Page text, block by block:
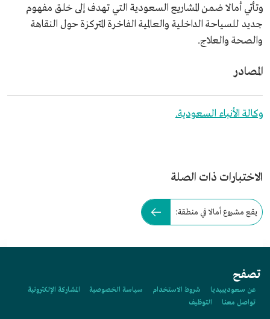
وتأتي أمالا ضمن المشاريع السعودية التي تهدف إلى خلق مفهوم
جديد للسياحة الداخلية والعالمية الفاخرة المتركزة حول النقاهة
والصحة والعلاج.
المصادر
وكالة الأنباء السعودية.
الاختبارات ذات الصلة
يقع مشروع أمالا في منطقة:
تصفح
عن سعوديبيديا شروط الاستخدام سياسة الخصوصية
المشاركة الإلكترونية
تواصل معنا
التوظيف